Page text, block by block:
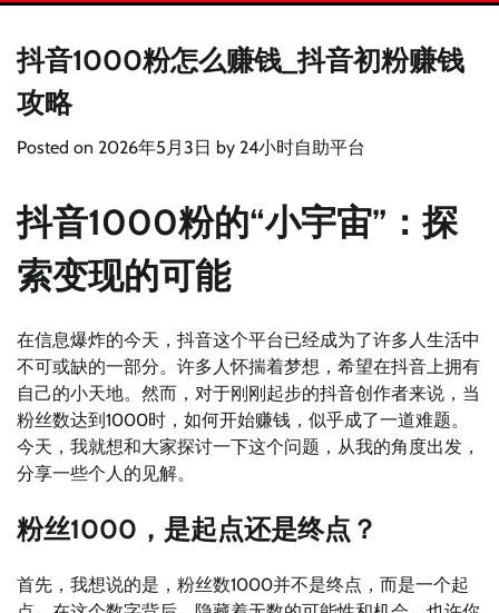
抖音1000粉怎么赚钱_抖音初粉赚钱
攻略
Posted on 2026年5月3日 by 24小时自助平台
抖音1000粉的“小宇宙”：探
索变现的可能
在信息爆炸的今天，抖音这个平台已经成为了许多人生活中
不可或缺的一部分。许多人怀揣着梦想，希望在抖音上拥有
自己的小天地。然而，对于刚刚起步的抖音创作者来说，当
粉丝数达到1000时，如何开始赚钱，似乎成了一道难题。
今天，我就想和大家探讨一下这个问题，从我的角度出发，
分享一些个人的见解。
粉丝1000，是起点还是终点？
首先，我想说的是，粉丝数1000并不是终点，而是一个起